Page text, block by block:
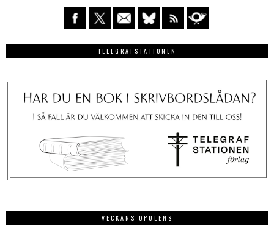
TELEGRAFSTATIONEN
VECKANS OPULENS